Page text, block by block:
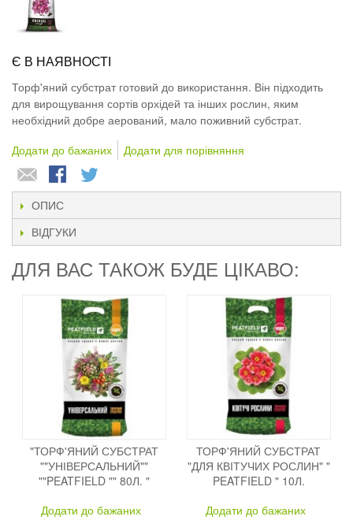
Є В НАЯВНОСТІ
Торф'яний субстрат готовий до використання. Він підходить
для вирощування сортів орхідей та інших рослин, яким
необхідний добре аерований, мало поживний субстрат.
Додати до бажаних
Додати для порівняння
ОПИС
ВІДГУКИ
ДЛЯ ВАС ТАКОЖ БУДЕ ЦІКАВО:
"ТОРФ'ЯНИЙ СУБСТРАТ
""УНІВЕРСАЛЬНИЙ""
""PEATFIELD "" 80Л. "
Додати до бажаних
ТОРФ'ЯНИЙ СУБСТРАТ
"ДЛЯ КВІТУЧИХ РОСЛИН" "
PEATFIELD " 10Л.
Додати до бажаних